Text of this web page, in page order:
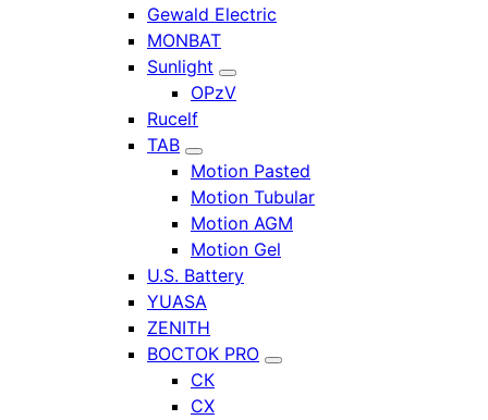
Gewald Electric
MONBAT
Sunlight
OPzV
Rucelf
TAB
Motion Pasted
Motion Tubular
Motion AGM
Motion Gel
U.S. Battery
YUASA
ZENITH
ВОСТОК PRO
СК
СХ